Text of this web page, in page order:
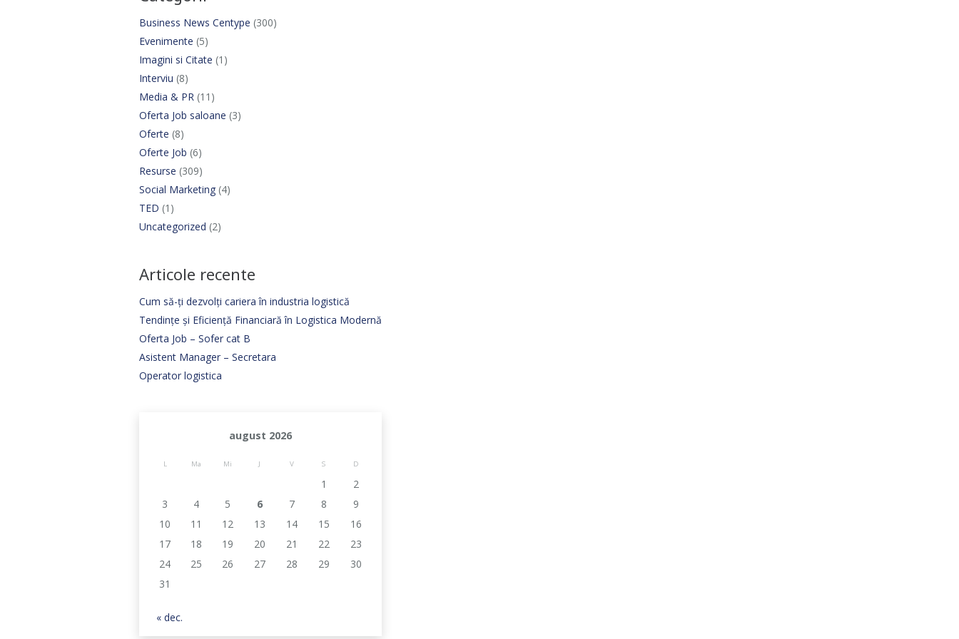
Business News Centype (300)
Evenimente (5)
Imagini si Citate (1)
Interviu (8)
Media & PR (11)
Oferta Job saloane (3)
Oferte (8)
Oferte Job (6)
Resurse (309)
Social Marketing (4)
TED (1)
Uncategorized (2)
Articole recente
Cum să-ți dezvolți cariera în industria logistică
Tendințe și Eficiență Financiară în Logistica Modernă
Oferta Job – Sofer cat B
Asistent Manager – Secretara
Operator logistica
august 2026
L Ma Mi J V S D
1
2
3
4 5 6 7 8
9
10
11 12 13 14 15
16
17
18 19 20 21 22
23
24
25 26 27 28 29
30
31
« dec.